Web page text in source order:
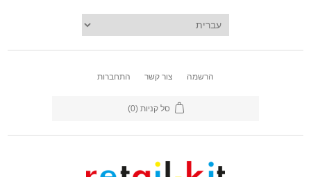
הרשמה צור קשר התחברות
סל קניות (0)